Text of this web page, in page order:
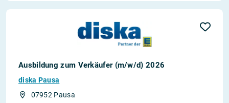
Ausbildung zum Verkäufer (m/w/d) 2026
diska Pausa
07952 Pausa